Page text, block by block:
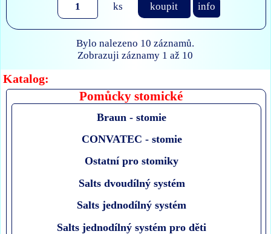
Katalog:
Pomůcky stomické
Braun - stomie
CONVATEC - stomie
Ostatní pro stomiky
Salts dvoudílný systém
Salts jednodílný systém
Salts jednodílný systém pro děti
ks koupit info
Bylo nalezeno 10 záznamů.
Zobrazuji záznamy 1 až 10